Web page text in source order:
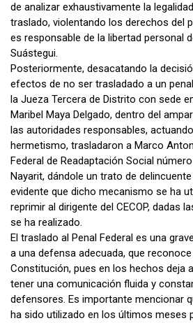
de analizar exhaustivamente la
traslado, violentando los derechos del
es responsable de la libertad personal
Suástegui.
Posteriormente, desacatando la
efectos de no ser trasladado a un
la Jueza Tercera de Distrito con sede
Maribel Maya Delgado, dentro del
las autoridades responsables,
hermetismo, trasladaron a Marco
Federal de Readaptación Social
Nayarit, dándole un trato de
evidente que dicho mecanismo se ha
reprimir al dirigente del CECOP, dadas
se ha realizado.
El traslado al Penal Federal es una
a una defensa adecuada, que
Constitución, pues en los hechos deja
tener una comunicación fluida y
defensores. Es importante mencionar
ha sido utilizado en los últimos meses